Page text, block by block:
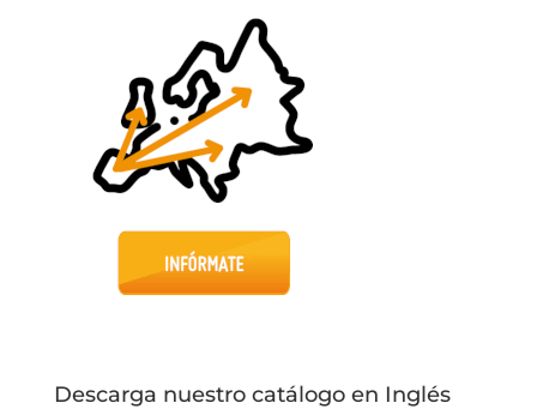
Descarga nuestro catálogo en Inglés